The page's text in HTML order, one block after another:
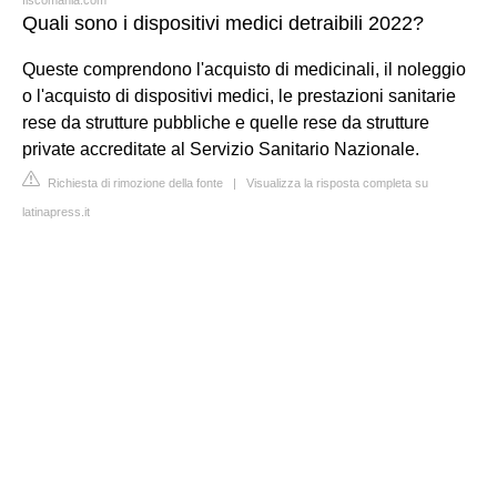
Quali sono i dispositivi medici detraibili 2022?
Queste comprendono l'acquisto di medicinali, il noleggio
o l'acquisto di dispositivi medici, le prestazioni sanitarie
rese da strutture pubbliche e quelle rese da strutture
private accreditate al Servizio Sanitario Nazionale.
Richiesta di rimozione della fonte | Visualizza la risposta completa su
latinapress.it